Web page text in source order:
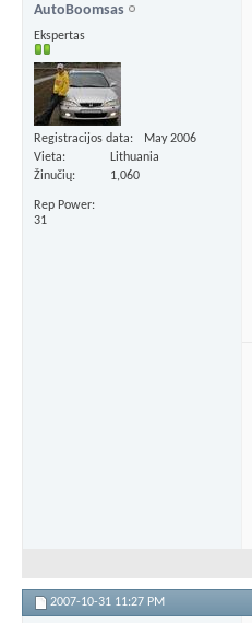
AutoBoomsas
Ekspertas
Registracijos data
May 2006
Vieta
Lithuania
Žinučių
1,060
Rep Power
31
2007-10-31 11:27 PM